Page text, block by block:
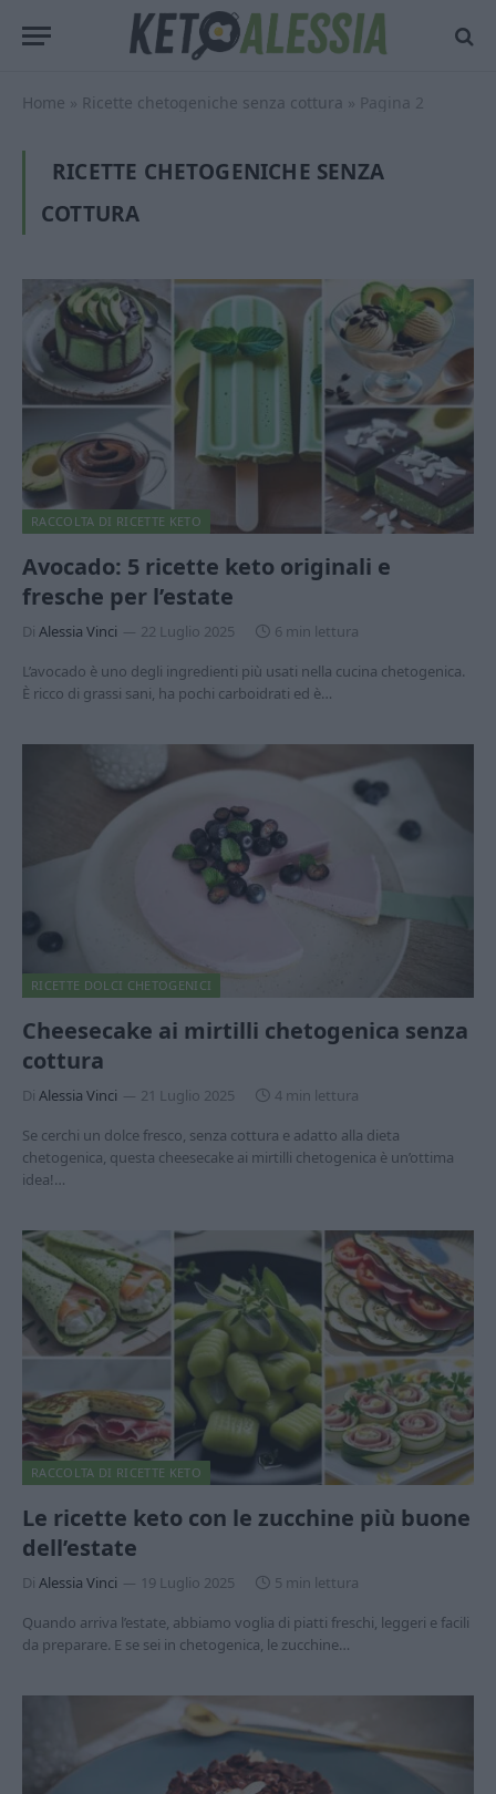
Home » Ricette chetogeniche senza cottura » Pagina 2
RICETTE CHETOGENICHE SENZA
COTTURA
RACCOLTA DI RICETTE KETO
Avocado: 5 ricette keto originali e
fresche per l’estate
Di Alessia Vinci 22 Luglio 2025
6 min lettura
L’avocado è uno degli ingredienti più usati nella cucina chetogenica.
È ricco di grassi sani, ha pochi carboidrati ed è…
RICETTE DOLCI CHETOGENICI
Cheesecake ai mirtilli chetogenica senza
cottura
Di Alessia Vinci 21 Luglio 2025
4 min lettura
Se cerchi un dolce fresco, senza cottura e adatto alla dieta
chetogenica, questa cheesecake ai mirtilli chetogenica è un’ottima
idea!…
RACCOLTA DI RICETTE KETO
Le ricette keto con le zucchine più buone
dell’estate
Di Alessia Vinci 19 Luglio 2025
5 min lettura
Quando arriva l’estate, abbiamo voglia di piatti freschi, leggeri e facili
da preparare. E se sei in chetogenica, le zucchine…